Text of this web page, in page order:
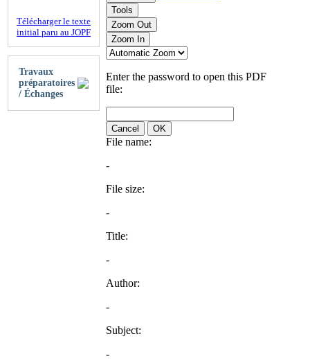
Télécharger le texte
initial paru au JOPF
Travaux
préparatoires
/ Échanges
Tools
Zoom Out
Zoom In
Enter the password to open this PDF
file:
Cancel OK
File name:
-
File size:
-
Title:
-
Author:
-
Subject:
-